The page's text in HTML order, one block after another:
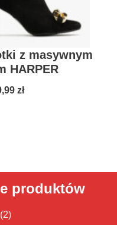
z masywnym
HARPER
zł
produktów
(2)